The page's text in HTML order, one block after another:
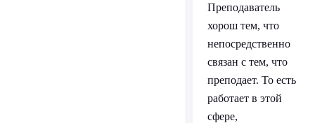
Преподаватель
хорош тем, что
непосредственно
связан с тем, что
преподает. То есть
работает в этой
сфере,